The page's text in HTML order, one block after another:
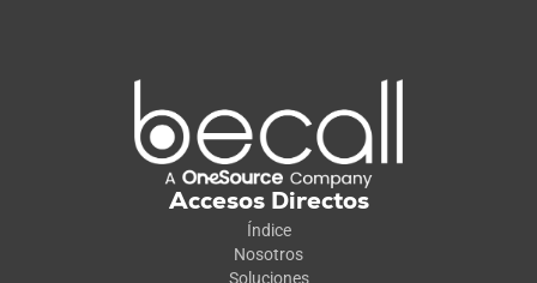
Accesos Directos
Índice
Nosotros
Soluciones